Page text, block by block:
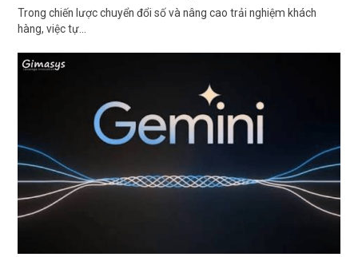
Trong chiến lược chuyển đổi số và nâng cao trải nghiệm khách
hàng, việc tự…